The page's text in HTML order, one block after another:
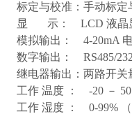
标定与校准：手动
显 示： LCD 液晶
模拟输出： 4-20mA
数字输出： RS485/
继电器输出：两路开
工作 温度 ： -20 － 50
工作 湿度 ： 0-99%